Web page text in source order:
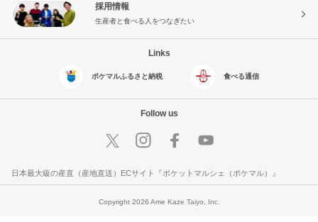
採用情報
生産者と食べる人をつなぎたい
Links
ポケマルふるさと納税 食べる通信
Follow us
日本最大級の産直（産地直送）ECサイト『ポケットマルシェ（ポケマル）』
Copyright 2026 Ame Kaze Taiyo, Inc.